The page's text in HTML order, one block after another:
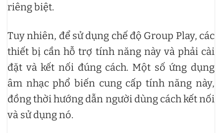
riêng biệt.
Tuy nhiên, để sử dụng chế độ Group Play, các
thiết bị cần hỗ trợ tính năng này và phải cài
đặt và kết nối đúng cách. Một số ứng dụng
âm nhạc phổ biến cung cấp tính năng này,
đồng thời hướng dẫn người dùng cách kết nối
và sử dụng nó.